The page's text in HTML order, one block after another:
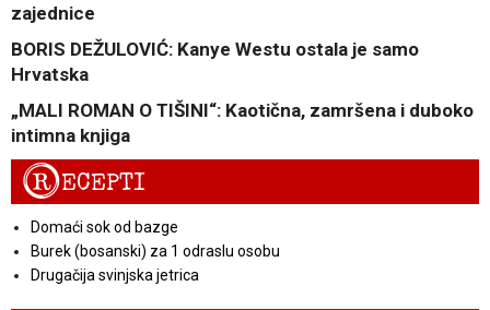
zajednice
BORIS DEŽULOVIĆ: Kanye Westu ostala je samo
Hrvatska
„MALI ROMAN O TIŠINI“: Kaotična, zamršena i duboko
intimna knjiga
RECEPTI
Domaći sok od bazge
Burek (bosanski) za 1 odraslu osobu
Drugačija svinjska jetrica